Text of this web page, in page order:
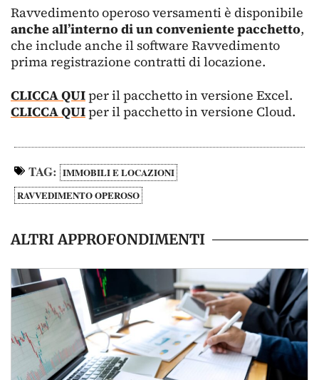
Ravvedimento operoso versamenti è disponibile
anche all’interno di un conveniente pacchetto,
che include anche il software Ravvedimento
prima registrazione contratti di locazione.
CLICCA QUIper il pacchetto in versione Excel.
CLICCA QUIper il pacchetto in versione Cloud.
TAG: IMMOBILI E LOCAZIONI
RAVVEDIMENTO OPEROSO
ALTRI APPROFONDIMENTI